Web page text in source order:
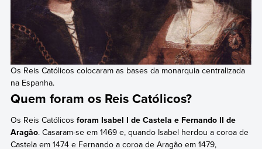
Os Reis Católicos colocaram as bases da monarquia centralizada
na Espanha.
Quem foram os Reis Católicos?
Os Reis Católicos foram Isabel I de Castela e Fernando II de
Aragão. Casaram-se em 1469 e, quando Isabel herdou a coroa de
Castela em 1474 e Fernando a coroa de Aragão em 1479,